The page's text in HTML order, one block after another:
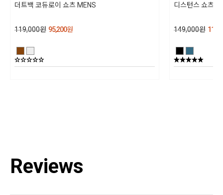
유 유연제는 사용하지 말아주십시오
제조년월
품질보증기준
더트백 코듀로이 쇼츠 MENS
119,000원 95,200원
디스턴스 쇼츠
149,000원
Reviews